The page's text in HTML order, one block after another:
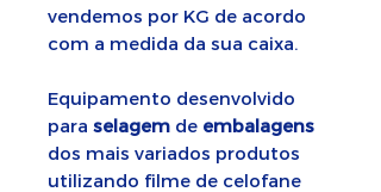
vendemos por KG de acordo
com a medida da sua caixa.
Equipamento desenvolvido
para selagem de embalagens
dos mais variados produtos
utilizando filme de celofane